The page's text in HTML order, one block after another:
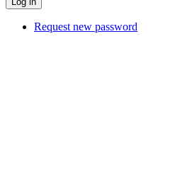
Request new password